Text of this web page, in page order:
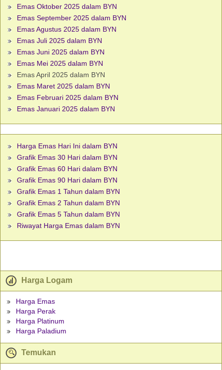
Emas Oktober 2025 dalam BYN
Emas September 2025 dalam BYN
Emas Agustus 2025 dalam BYN
Emas Juli 2025 dalam BYN
Emas Juni 2025 dalam BYN
Emas Mei 2025 dalam BYN
Emas April 2025 dalam BYN
Emas Maret 2025 dalam BYN
Emas Februari 2025 dalam BYN
Emas Januari 2025 dalam BYN
Harga Emas Hari Ini dalam BYN
Grafik Emas 30 Hari dalam BYN
Grafik Emas 60 Hari dalam BYN
Grafik Emas 90 Hari dalam BYN
Grafik Emas 1 Tahun dalam BYN
Grafik Emas 2 Tahun dalam BYN
Grafik Emas 5 Tahun dalam BYN
Riwayat Harga Emas dalam BYN
Harga Logam
Harga Emas
Harga Perak
Harga Platinum
Harga Paladium
Temukan